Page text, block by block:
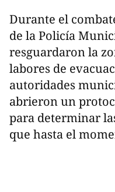
Durante el
de la Policía
resguardaron la
labores de
autoridades
abrieron un
para determinar
que hasta el